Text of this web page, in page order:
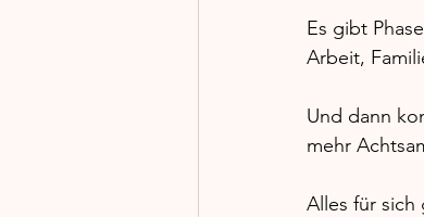
Es gibt
Arbeit,
Und dann
mehr
Alles für sich